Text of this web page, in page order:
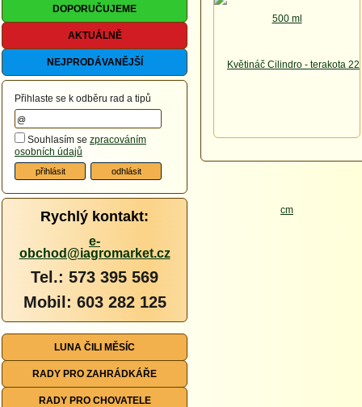
DOPORUČUJEME
AKTUÁLNĚ
NEJPRODÁVANĚJŠÍ
Přihlaste se k odběru rad a tipů
Souhlasím se zpracováním
osobních údajů
Rychlý kontakt:
e-
obchod@iagromarket.cz
Tel.: 573 395 569
Mobil: 603 282 125
LUNA ČILI MĚSÍC
RADY PRO ZAHRÁDKÁŘE
RADY PRO CHOVATELE